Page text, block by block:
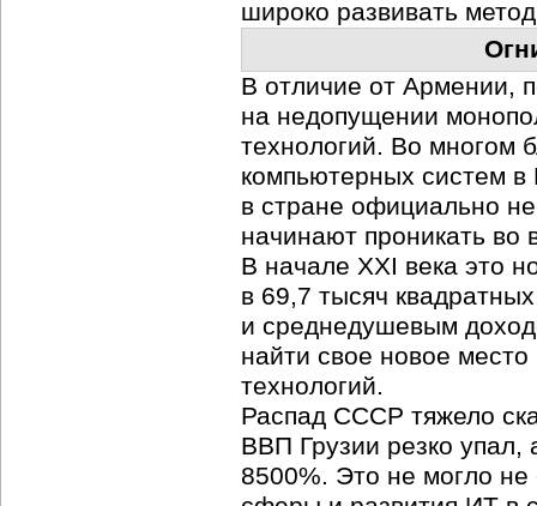
широко развивать
В отличие от Армении,
на недопущении
технологий. Во многом
компьютерных систем в
в стране официально
начинают проникать во
В начале XXI века это
в 69,7 тысяч
и среднедушевым
найти свое новое
технологий.
Распад СССР тяжело
ВВП Грузии резко
8500%. Это не могло не